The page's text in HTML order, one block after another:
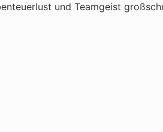
und Teamgeist